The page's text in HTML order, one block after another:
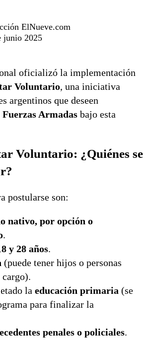
ElNueve.com
junio 2025
oficializó la implementación
Voluntario, una iniciativa
argentinos que deseen
Fuerzas Armadas bajo esta
Voluntario: ¿Quiénes se
postularse son:
nativo, por opción o
.
y 28 años.
(puede tener hijos o personas
la educación primaria (se
para finalizar la
penales o policiales.